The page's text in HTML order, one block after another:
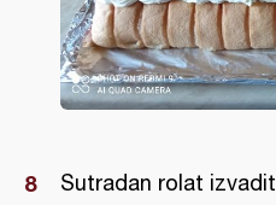
Sutradan rolat